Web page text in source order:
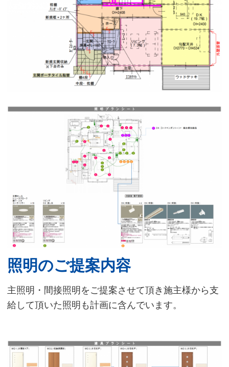
照明のご提案内容
主照明・間接照明をご提案させて頂き施主様から支
給して頂いた照明も計画に含んでいます。